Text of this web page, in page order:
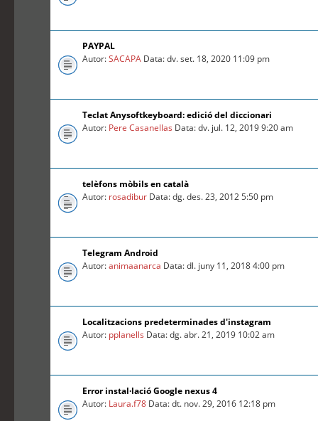
PAYPAL
Autor:SACAPA Data: dv. set. 18, 2020 11:09 pm
Teclat Anysoftkeyboard: edició del diccionari
Autor: Pere Casanellas Data: dv. jul. 12, 2019 9:20 am
telèfons mòbils en català
Autor: rosadibur Data: dg. des. 23, 2012 5:50 pm
Telegram Android
Autor:animaanarca Data: dl. juny 11, 2018 4:00 pm
Localitzacions predeterminades d'instagram
Autor: pplanells Data: dg. abr. 21, 2019 10:02 am
Error instal·lació Google nexus 4
Autor: Laura.f78 Data: dt. nov. 29, 2016 12:18 pm